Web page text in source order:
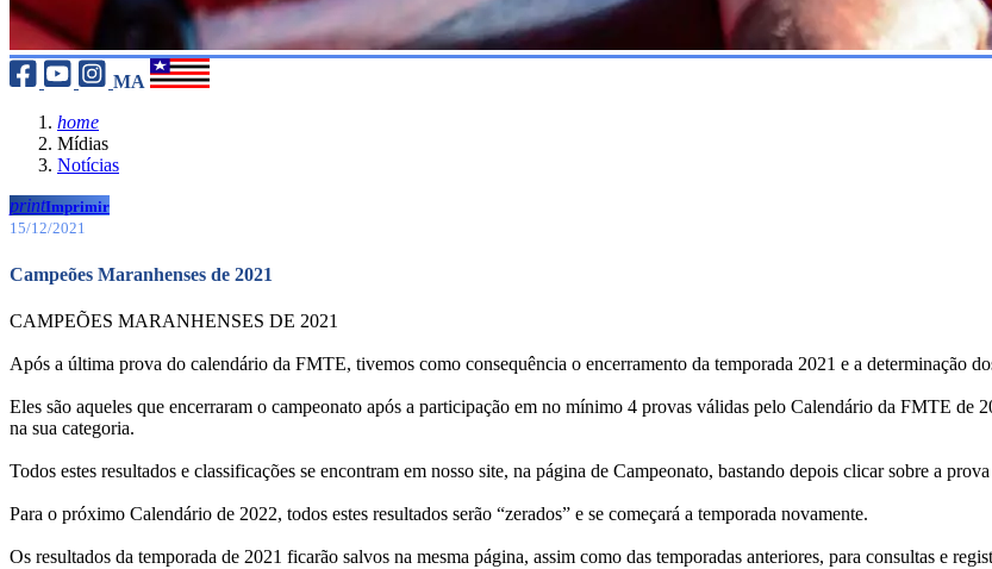
MA
home
Mídias
Notícias
printImprimir
15/12/2021
Campeões Maranhenses de 2021
CAMPEÕES MARANHENSES DE 2021
Após a última prova do calendário da FMTE, tivemos como consequência o encerramento da temporada 2021 e a determinação
Eles são aqueles que encerraram o campeonato após a participação em no mínimo 4 provas válidas pelo Calendário da FMTE de
na sua categoria.
Todos estes resultados e classificações se encontram em nosso site, na página de Campeonato, bastando depois clicar sobre a
Para o próximo Calendário de 2022, todos estes resultados serão “zerados” e se começará a temporada novamente.
Os resultados da temporada de 2021 ficarão salvos na mesma página, assim como das temporadas anteriores, para consultas e